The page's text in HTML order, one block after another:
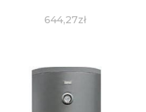
644,27zł